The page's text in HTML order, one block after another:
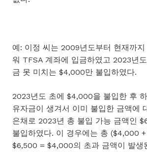
예: 이정 씨는 2009년도부터 현재까
워 TFSA 계좌에 입금하였고 2023년
금 못 미치는 $4,000만 불입하였다.
2023년도 초에 $4,000을 불입한 후
유자금이 생겨서 이미 불입한 금액에
은채로 2023년 총 불입 가능 금액인
불입하였다. 이 경우에는 총 ($4,000
$6,500 = $4,000의 초과 금액이 발생